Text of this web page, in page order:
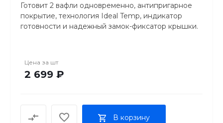
Готовит 2 вафли одновременно, антипригарное
покрытие, технология Ideal Temp, индикатор
готовности и надежный замок-фиксатор крышки.
Цена за шт
2 699 ₽
В корзину